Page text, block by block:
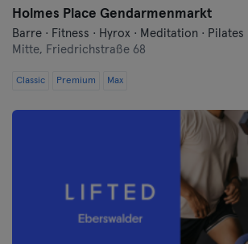
Holmes Place Gendarmenmarkt
Mitte, Friedrichstraße 68
Classic Premium Max
Lübeck
Magdeburg
Mainz
München